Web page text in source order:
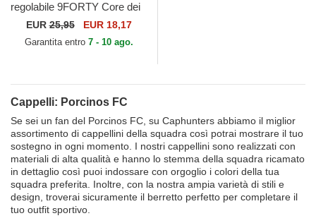
regolabile 9FORTY Core dei
Porcinos FC Kings League di
New Era
EUR25,95 EUR 18,17
Garantita entro 7 - 10 ago.
Cappelli: Porcinos FC
Se sei un fan del Porcinos FC, su Caphunters abbiamo il miglior
assortimento di cappellini della squadra così potrai mostrare il tuo
sostegno in ogni momento. I nostri cappellini sono realizzati con
materiali di alta qualità e hanno lo stemma della squadra ricamato
in dettaglio così puoi indossare con orgoglio i colori della tua
squadra preferita. Inoltre, con la nostra ampia varietà di stili e
design, troverai sicuramente il berretto perfetto per completare il
tuo outfit sportivo.